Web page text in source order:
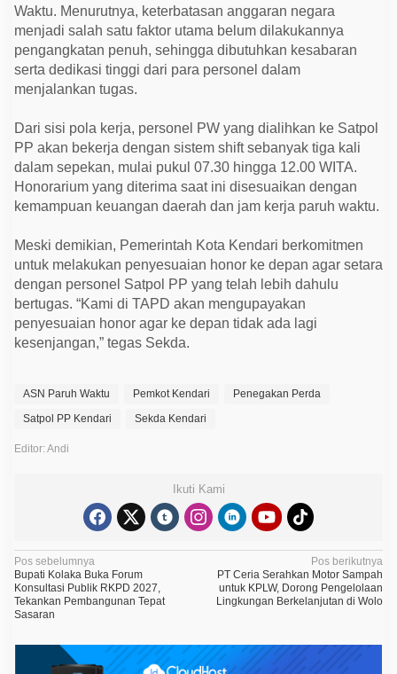
Waktu. Menurutnya, keterbatasan anggaran negara
menjadi salah satu faktor utama belum dilakukannya
pengangkatan penuh, sehingga dibutuhkan kesabaran
serta dedikasi tinggi dari para personel dalam
menjalankan tugas.
Dari sisi pola kerja, personel PW yang dialihkan ke Satpol
PP akan bekerja dengan sistem shift sebanyak tiga kali
dalam sepekan, mulai pukul 07.30 hingga 12.00 WITA.
Honorarium yang diterima saat ini disesuaikan dengan
kemampuan keuangan daerah dan jam kerja paruh waktu.
Meski demikian, Pemerintah Kota Kendari berkomitmen
untuk melakukan penyesuaian honor ke depan agar setara
dengan personel Satpol PP yang telah lebih dahulu
bertugas. “Kami di TAPD akan mengupayakan
penyesuaian honor agar ke depan tidak ada lagi
kesenjangan,” tegas Sekda.
ASN Paruh Waktu Pemkot Kendari
Penegakan Perda
Satpol PP Kendari
Sekda Kendari
Editor: Andi
Ikuti Kami
N
a
v
Pos sebelumnya
Bupati Kolaka Buka Forum
Konsultasi Publik RKPD 2027,
Tekankan Pembangunan Tepat
Sasaran
Pos berikutnya
PT Ceria Serahkan Motor Sampah
untuk KPLW, Dorong Pengelolaan
Lingkungan Berkelanjutan di Wolo